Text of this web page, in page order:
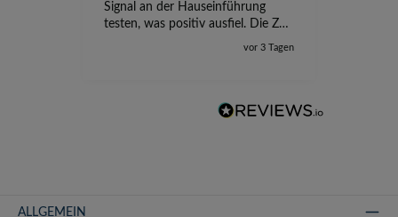
Signal an der Hauseinführung
testen, was positiv ausfiel. Die Zeit
der Ungewissheit ist jetzt vorbei,
vor 3 Tagen
ALLGEMEIN